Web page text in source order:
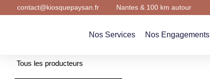
contact@kiosquepaysan.fr Nantes & 100 km autour
Nos Services Nos Engagements
Tous les producteurs